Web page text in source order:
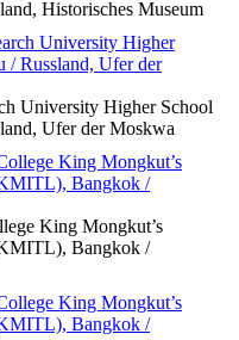
Historisches Museum
University Higher School
Ufer der Moskwa
King Mongkut’s
Bangkok /